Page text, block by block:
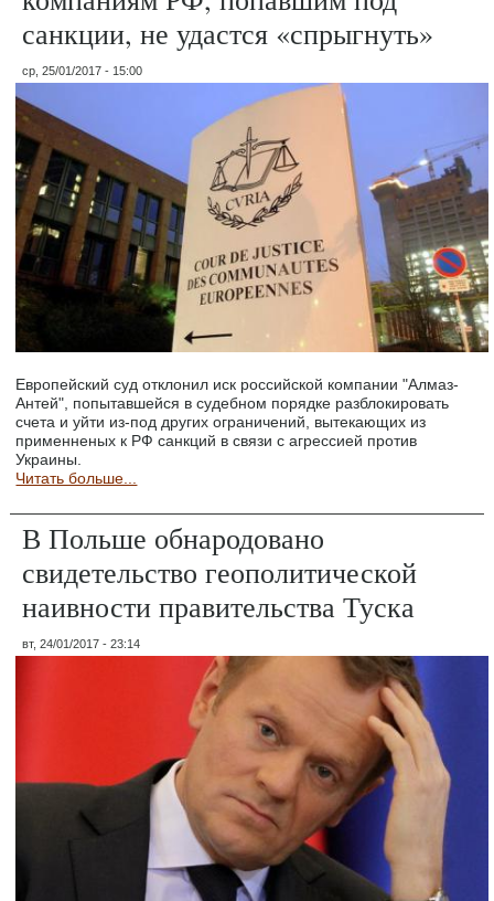
санкции, не удастся «спрыгнуть»
ср, 25/01/2017 - 15:00
Европейский суд отклонил иск российской компании "Алмаз-
Антей", попытавшейся в судебном порядке разблокировать
счета и уйти из-под других ограничений, вытекающих из
применненых к РФ санкций в связи с агрессией против
Украины.
Читать больше...
В Польше обнародовано
свидетельство геополитической
наивности правительства Туска
вт, 24/01/2017 - 23:14